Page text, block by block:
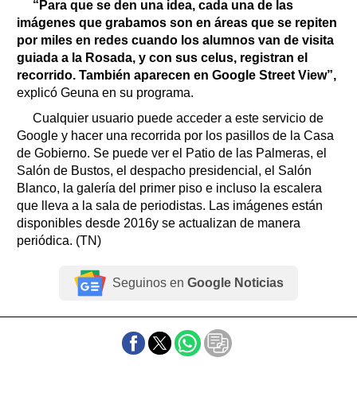
“Para que se den una idea, cada una de las
imágenes que grabamos son en áreas que se repiten
por miles en redes cuando los alumnos van de visita
guiada a la Rosada, y con sus celus, registran el
recorrido. También aparecen en Google Street View”,
explicó Geuna en su programa.
Cualquier usuario puede acceder a este servicio de
Google y hacer una recorrida por los pasillos de la Casa
de Gobierno. Se puede ver el Patio de las Palmeras, el
Salón de Bustos, el despacho presidencial, el Salón
Blanco, la galería del primer piso e incluso la escalera
que lleva a la sala de periodistas. Las imágenes están
disponibles desde 2016y se actualizan de manera
periódica. (TN)
Seguinos en Google Noticias